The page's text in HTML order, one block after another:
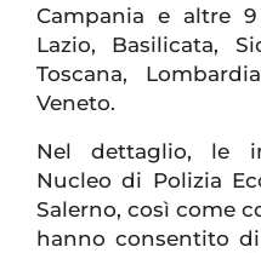
Campania e altre
Lazio, Basilicata,
Toscana,
Veneto.
Nel dettaglio, le
Nucleo di Polizia
Salerno, così come
hanno consentito